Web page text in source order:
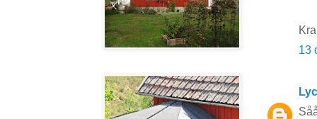
13